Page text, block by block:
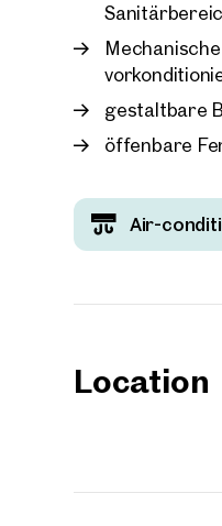
gestaltbare
öffenbare
Air-
Location